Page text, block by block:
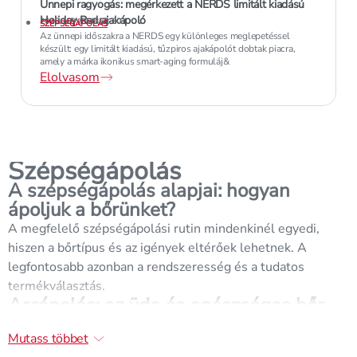
Ünnepi ragyogás: megérkezett a NERDS limitált kiadású
Holiday Red ajakápoló
2025. NOVEMBER 30.
SZÉPSÉGÁPOLÁS
Az ünnepi időszakra a NERDS egy különleges meglepetéssel
készült: egy limitált kiadású, tűzpiros ajakápolót dobtak piacra,
amely a márka ikonikus smart-aging formuláj&
Elolvasom
Szépségápolás
A szépségápolás alapjai: hogyan
ápoljuk a bőrünket?
A megfelelő szépségápolási rutin mindenkinél egyedi,
hiszen a bőrtípus és az igények eltérőek lehetnek. A
legfontosabb azonban a rendszeresség és a tudatos
termékválasztás.
Arcápolás: az üde és egészséges bőr
Az arcbőr megfelelő ápolása elengedhetetlen az
Mutass többet